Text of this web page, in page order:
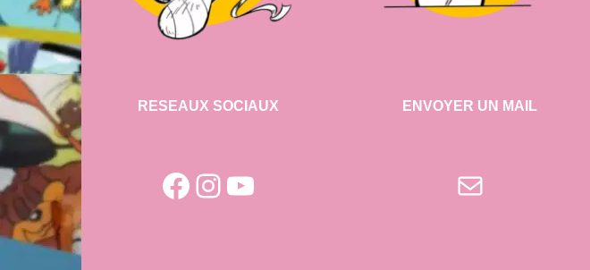
RESEAUX SOCIAUX
Facebook
Instagram
YouTube
ENVOYER UN MAIL
E-mail